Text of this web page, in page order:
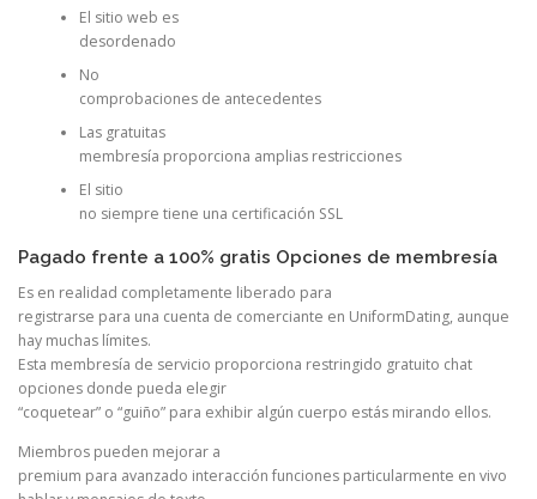
El sitio web es
desordenado
No
comprobaciones de antecedentes
Las gratuitas
membresía proporciona amplias restricciones
El sitio
no siempre tiene una certificación SSL
Pagado frente a 100% gratis Opciones de membresía
Es en realidad completamente liberado para
registrarse para una cuenta de comerciante en UniformDating, aunque
hay muchas límites.
Esta membresía de servicio proporciona restringido gratuito chat
opciones donde pueda elegir
“coquetear” o “guiño” para exhibir algún cuerpo estás mirando ellos.
Miembros pueden mejorar a
premium para avanzado interacción funciones particularmente en vivo